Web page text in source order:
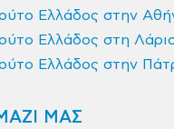
Ελλάδος στην
Ελλάδος στη
Ελλάδος στην
ΜΑΣ